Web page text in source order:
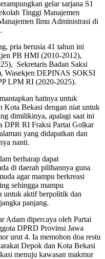
gelar sarjana S1
Tinggi Manajemen
Ilmu Administrasi di
pria berusia 41 tahun ini
PB HMI (2010-2012),
Sekretaris Badan Saksi
Wasekjen DEPINAS SOKSI
LPM RI (2020-2025).
hatinya untuk
Kota Bekasi dengan niat untuk
dimilikinya, apalagi saat ini
DPR RI Fraksi Partai Golkar
yang didapatkan dan
nanti.
berharap dapat
di daerah pilihannya guna
agar mampu berkreasi
sehingga mampu
untuk aktif berpolitik dan
panjang.
Adam dipercaya oleh Partai
DPRD Provinsi Jawa
urut 4. Ia memohon doa restu
Depok dan Kota Bekasi
menuju kawasan makmur